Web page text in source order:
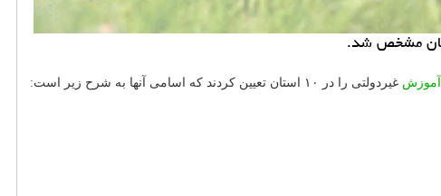
آموزش غیردولتی را در ۱۰ استان تعیین کردند که اسامی آنها به شرح زیر است: